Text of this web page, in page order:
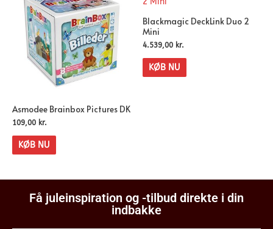
Asmodee Brainbox Pictures DK
109,00 kr.
KØB NU
Blackmagic DeckLink Duo 2
Mini
4.539,00 kr.
KØB NU
Få juleinspiration og -tilbud direkte i din
indbakke